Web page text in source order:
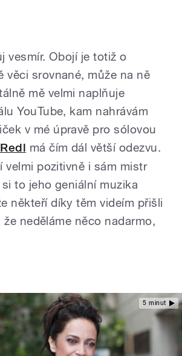
vesmír. Obojí je totiž o
věci srovnané, může na ně
mě velmi naplňuje
YouTube, kam nahrávám
v mé úpravě pro sólovou
má čím dál větší odezvu.
velmi pozitivně i sám mistr
to jeho geniální muzika
někteří díky těm videím přišli
neděláme něco nadarmo,
5 minut